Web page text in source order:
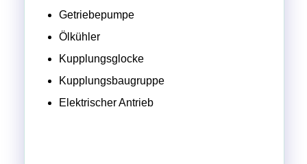
Getriebepumpe
Ölkühler
Kupplungsglocke
Kupplungsbaugruppe
Elektrischer Antrieb